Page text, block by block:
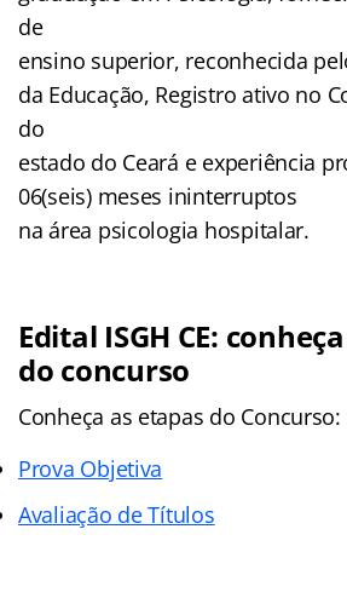
de
ensino superior, reconhecida
da Educação, Registro ativo no
do
estado do Ceará e experiência
06(seis) meses ininterruptos
na área psicologia hospitalar.
Edital ISGH CE:
do concurso
Conheça as etapas do Concurso:
Prova Objetiva
Avaliação de Títulos